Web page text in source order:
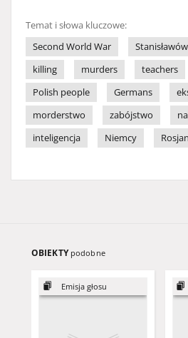
Temat i słowa kluczowe:
Second World War
Stanisławów
killing
murders teachers
Polish people
Germans
morderstwo
zabójstwo
inteligencja
Niemcy
OBIEKTY podobne
Emisja głosu